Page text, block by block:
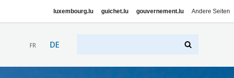
luxembourg.lu guichet.lu gouvernement.lu Andere Seiten
FR DE